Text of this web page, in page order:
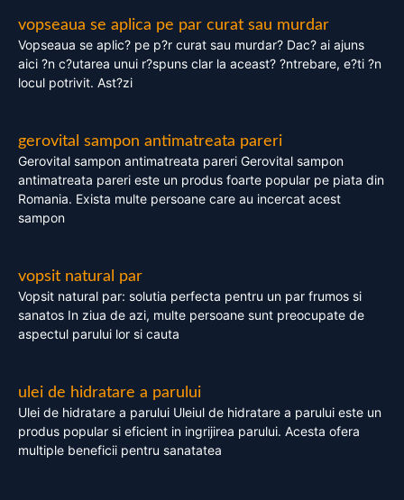
vopseaua se aplica pe par curat sau murdar
Vopseaua se aplic? pe p?r curat sau murdar? Dac? ai ajuns
aici ?n c?utarea unui r?spuns clar la aceast? ?ntrebare, e?ti ?n
locul potrivit. Ast?zi
gerovital sampon antimatreata pareri
Gerovital sampon antimatreata pareri Gerovital sampon
antimatreata pareri este un produs foarte popular pe piata din
Romania. Exista multe persoane care au incercat acest
sampon
vopsit natural par
Vopsit natural par: solutia perfecta pentru un par frumos si
sanatos In ziua de azi, multe persoane sunt preocupate de
aspectul parului lor si cauta
ulei de hidratare a parului
Ulei de hidratare a parului Uleiul de hidratare a parului este un
produs popular si eficient in ingrijirea parului. Acesta ofera
multiple beneficii pentru sanatatea